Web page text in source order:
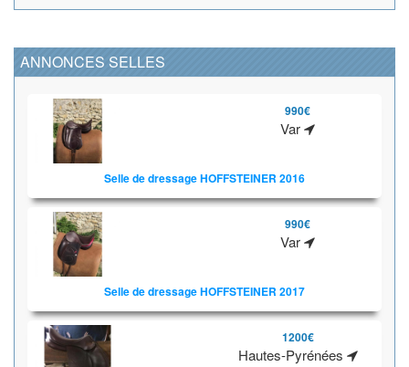
ANNONCES SELLES
990€
Var
Selle de dressage HOFFSTEINER 2016
990€
Var
Selle de dressage HOFFSTEINER 2017
1200€
Hautes-Pyrénées